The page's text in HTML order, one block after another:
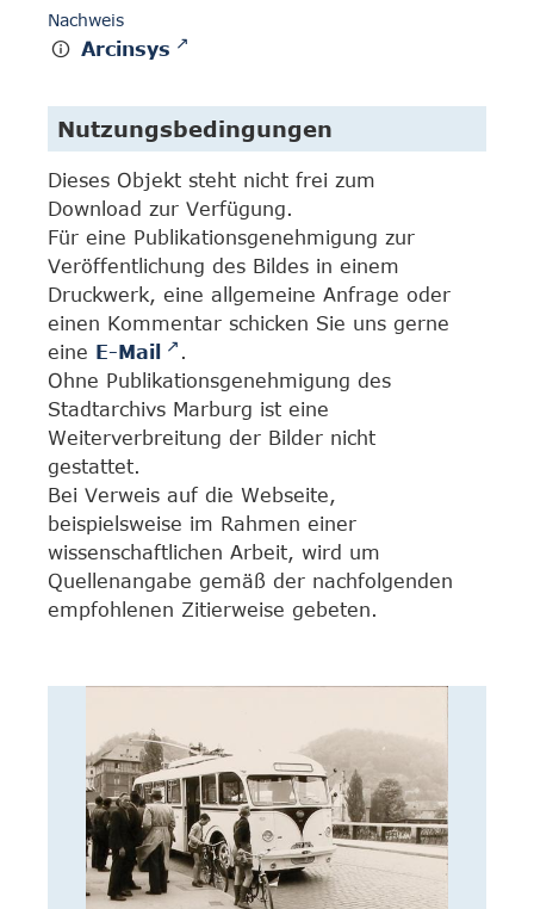
Nachweis
Arcinsys
Nutzungsbedingungen
Dieses Objekt steht nicht frei zum
Download zur Verfügung.
Für eine Publikationsgenehmigung zur
Veröffentlichung des Bildes in einem
Druckwerk, eine allgemeine Anfrage oder
einen Kommentar schicken Sie uns gerne
eine E-Mail
.
Ohne Publikationsgenehmigung des
Stadtarchivs Marburg ist eine
Weiterverbreitung der Bilder nicht
gestattet.
Bei Verweis auf die Webseite,
beispielsweise im Rahmen einer
wissenschaftlichen Arbeit, wird um
Quellenangabe gemäß der nachfolgenden
empfohlenen Zitierweise gebeten.